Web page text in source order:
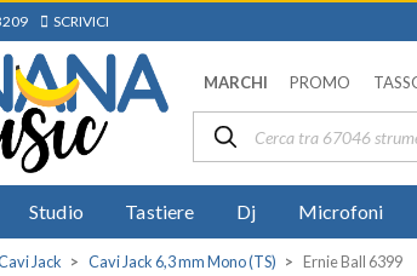
SCRIVICI
MARCHI PROMO
Studio Tastiere Dj Microfoni
Jack Cavi Jack 6,3 mm Mono (TS) Ernie Ball 6399